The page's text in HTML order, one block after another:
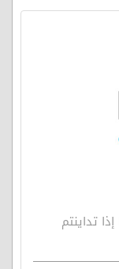
إذا تداينتم